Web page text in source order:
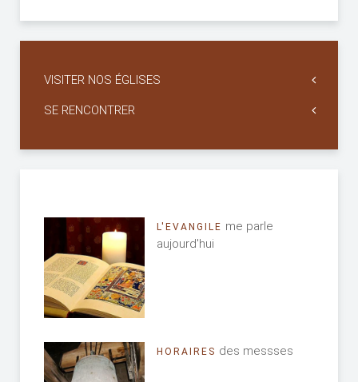
VISITER NOS ÉGLISES
SE RENCONTRER
L'EVANGILE me parle
aujourd'hui
HORAIRES des messses